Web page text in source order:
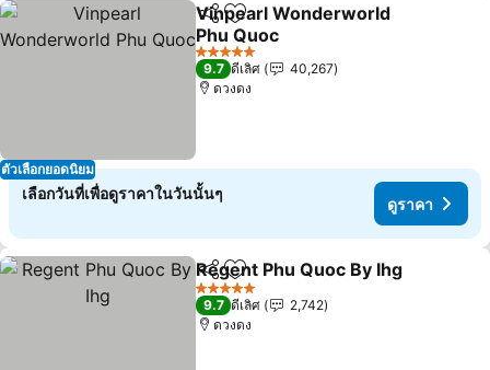
ตัวเลือกยอดนิยม
แชร์ เพิ่มในรายการโปรด
Vinpearl Wonderworld
Phu Quoc
5 ดาว
9.7 ดีเลิศ
40,267
ดวงดง
เลือกวันที่เพื่อดูราคาในวันนั้นๆ
ดูราคา
แชร์ เพิ่มในรายการโปรด
Regent Phu Quoc By Ihg
5 ดาว
9.7 ดีเลิศ
2,742
ดวงดง